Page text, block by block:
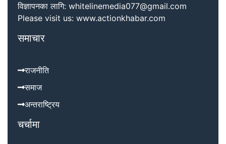
विज्ञापनका लागि: whitelinemedia077@gmail.com
Please visit us: www.actionkhabar.com
समाचार
राजनीति
समाज
अन्तराष्ट्रिय
चर्चामा